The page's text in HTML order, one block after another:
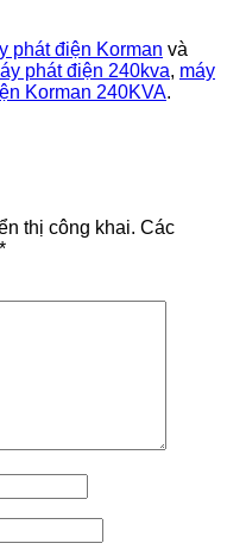
phát điện Korman và
phát điện 240kva, máy
Korman 240KVA.
thị công khai. Các
*